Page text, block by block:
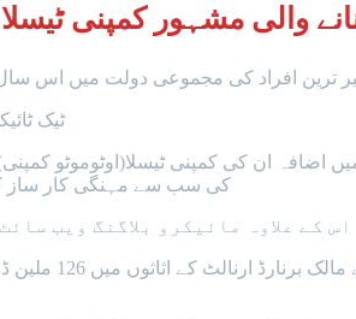
والی مشہور کمپنی
ٹیک ٹائیکون
کی سب سے مہنگی کار ساز کمپنی نے سال کی تجارت 248 ڈالرپر
اس کے علاوہ مائیکرو بلاگنگ ویب